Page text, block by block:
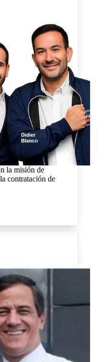
la misión de
contratación de